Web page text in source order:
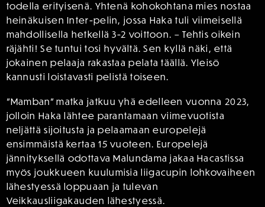
todella erityisenä. Yhtenä kohokohtana mies nostaa
heinäkuisen Inter-pelin, jossa Haka tuli viimeisellä
mahdollisella hetkellä 3-2 voittoon. – Tehtis oikein
räjähti! Se tuntui tosi hyvältä. Sen kyllä näki, että
jokainen pelaaja rakastaa pelata täällä. Yleisö
kannusti loistavasti pelistä toiseen.
”Mamban” matka jatkuu yhä edelleen vuonna 2023,
jolloin Haka lähtee parantamaan viimevuotista
neljättä sijoitusta ja pelaamaan europelejä
ensimmäistä kertaa 15 vuoteen. Europelejä
jännityksellä odottava Malundama jakaa Hacastissa
myös joukkueen kuulumisia liigacupin lohkovaiheen
lähestyessä loppuaan ja tulevan
Veikkausliigakauden lähestyessä.